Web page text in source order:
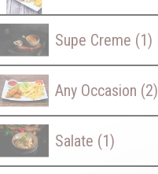
Supe Creme (1)
Any Occasion (2)
Salate (1)